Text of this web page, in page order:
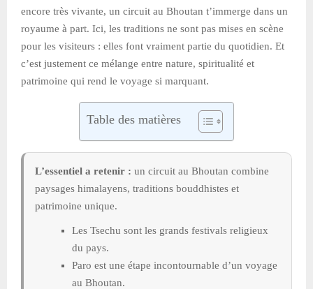
encore très vivante, un circuit au Bhoutan t’immerge dans un
royaume à part. Ici, les traditions ne sont pas mises en scène
pour les visiteurs : elles font vraiment partie du quotidien. Et
c’est justement ce mélange entre nature, spiritualité et
patrimoine qui rend le voyage si marquant.
Table des matières
L’essentiel a retenir : un circuit au Bhoutan combine
paysages himalayens, traditions bouddhistes et
patrimoine unique.
Les Tsechu sont les grands festivals religieux
du pays.
Paro est une étape incontournable d’un voyage
au Bhoutan.